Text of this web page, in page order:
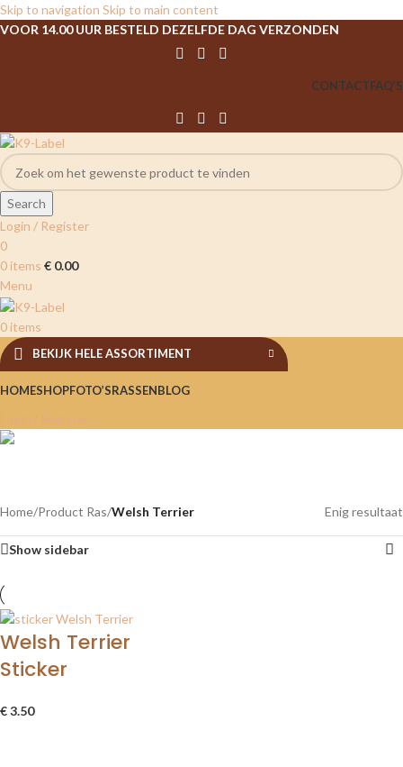
Skip to navigation Skip to main content
VOOR 14.00 UUR BESTELD DEZELFDE DAG VERZONDEN
CONTACTFAQ’S
Search
Login / Register
0
0 items € 0.00
Menu
0 items
BEKIJK HELE ASSORTIMENT
HOMESHOPFOTO’SRASSENBLOG
Login / Register
Welsh Terrier
Home/Product Ras/Welsh Terrier Enig resultaat
Show sidebar
Welsh Terrier
Sticker
€3.50